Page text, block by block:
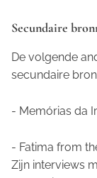
Secundaire
De volgende
secundaire
- Memórias da
- Fatima from
Zijn interviews